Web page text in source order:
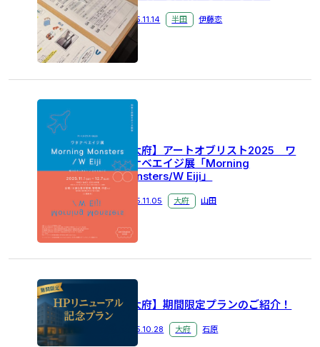
2025.11.14 半田 伊藤恋
【大府】アートオブリスト2025 ワ
タナベエイジ展「Morning
Monsters/W Eiji」
2025.11.05 大府 山田
【大府】期間限定プランのご紹介！
2025.10.28 大府 石原